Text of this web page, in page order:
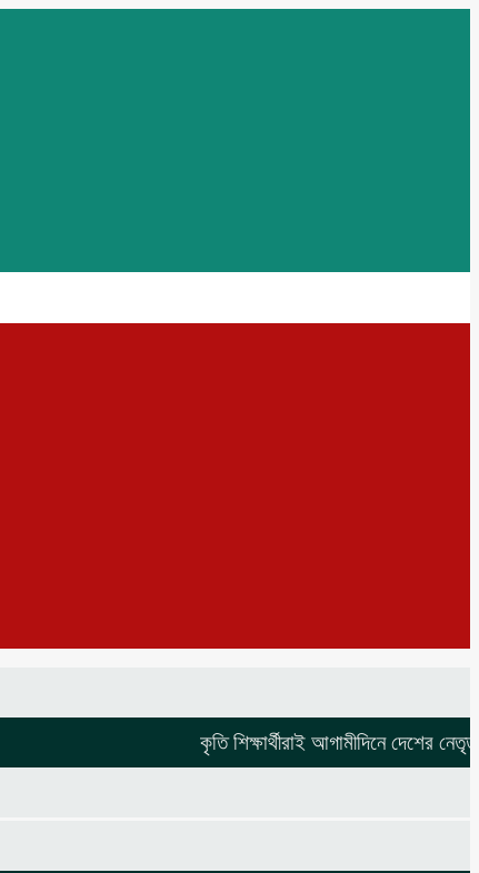
কৃতি শিক্ষার্থীরাই আগামীদিনে দেশের নেতৃত্ব